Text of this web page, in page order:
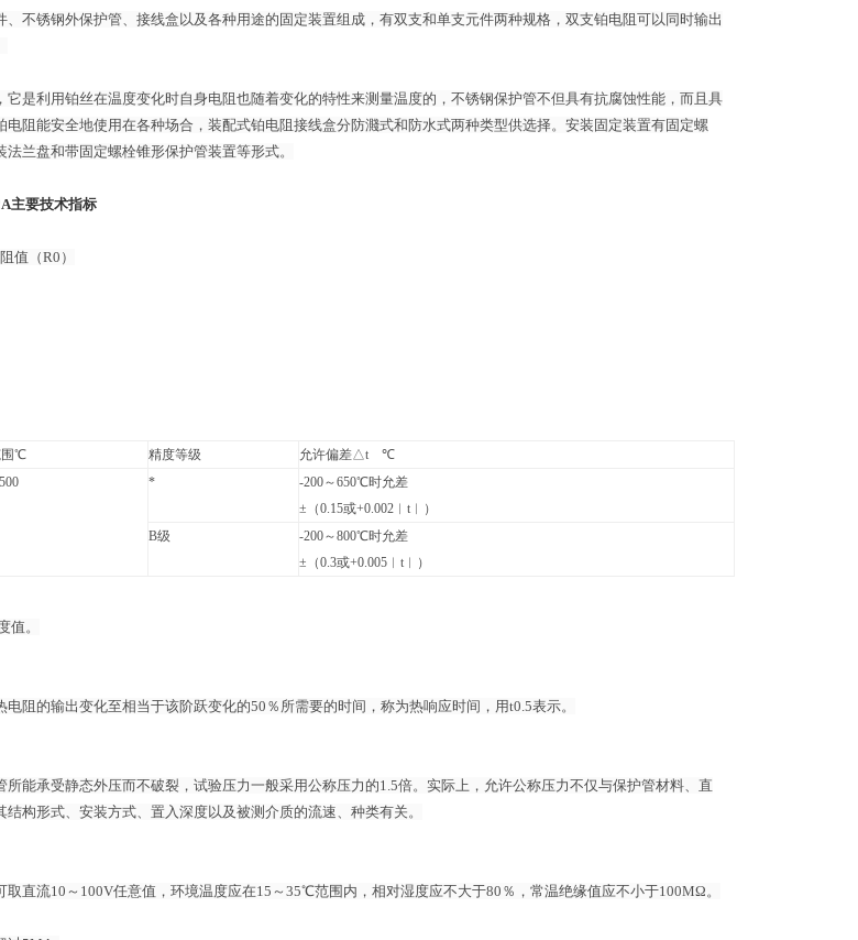
、不锈钢外保护管、接线盒以及各种用途的固定装置组成，有双支和单支元件两种规格，双支铂电阻可以同时输出
它是利用铂丝在温度变化时自身电阻也随着变化的特性来测量温度的，不锈钢保护管不但具有抗腐蚀性能，而且具
电阻能安全地使用在各种场合，装配式铂电阻接线盒分防濺式和防水式两种类型供选择。安装固定装置有固定螺
兰盘和带固定螺栓锥形保护管装置等形式。
​主要技术指标
值（R0）
围℃ 精度等级
允许偏差△t ℃
*
-200～650℃时允差
±（0.15或+0.002︱t︱）
B级
-200～800℃时允差
±（0.3或+0.005︱t︱）
值。
阻的输出变化至相当于该阶跃变化的50％所需要的时间，称为热响应时间，用t0.5表示。
所能承受静态外压而不破裂，试验压力一般采用公称压力的1.5倍。实际上，允许公称压力不仅与保护管材料、直
构形式、安装方式、置入深度以及被测介质的流速、种类有关。
取直流10～100V任意值，环境温度应在15～35℃范围内，相对湿度应不大于80％，常温绝缘值应不小于100MΩ。